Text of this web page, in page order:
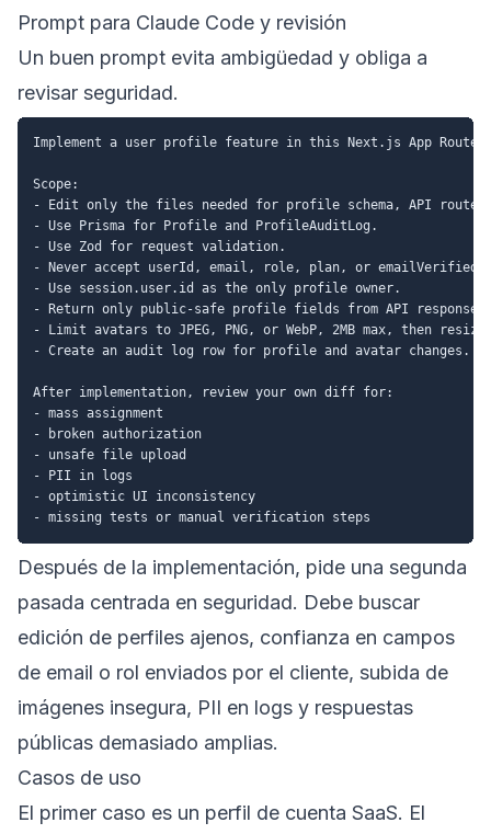
Prompt para Claude Code y revisión
Un buen prompt evita ambigüedad y obliga a
revisar seguridad.
Implement a user profile feature in this Next.js App
Scope:
- Edit only the files needed for profile schema, API
- Use Prisma for Profile and ProfileAuditLog.
- Use Zod for request validation.
- Never accept userId, email, role, plan, or emailVerified
- Use session.user.id as the only profile owner.
- Return only public-safe profile fields from API
- Limit avatars to JPEG, PNG, or WebP, 2MB max, then resize
- Create an audit log row for profile and avatar changes.
After implementation, review your own diff for:
- mass assignment
- broken authorization
- unsafe file upload
- PII in logs
- optimistic UI inconsistency
Después de la implementación, pide una segunda
pasada centrada en seguridad. Debe buscar
edición de perfiles ajenos, confianza en campos
de email o rol enviados por el cliente, subida de
imágenes insegura, PII en logs y respuestas
públicas demasiado amplias.
Casos de uso
El primer caso es un perfil de cuenta SaaS. El